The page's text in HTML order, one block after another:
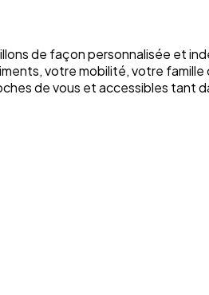
de façon personnalisée et
votre mobilité, votre famille
de vous et accessibles tant